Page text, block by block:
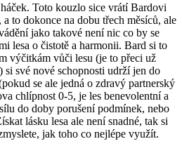
Toto kouzlo sice vrátí Bardovi
to dokonce na dobu třech měsíců, ale
jako takové není nic co by se
lesa o čistotě a harmonii. Bard si to
výčitkám vůči lesu (je to přeci už
si své nové schopnosti udrží jen do
se ale jedná o zdravý partnerský
chlípnost 0-5, je les benevolentní a
do doby porušení podmínek, nebo
lásku lesa ale není snadné, tak si
jak toho co nejlépe využít.